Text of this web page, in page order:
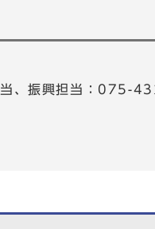
当、振興担当：075-